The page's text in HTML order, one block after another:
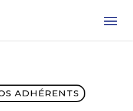
Menu
ADHÉRENTS